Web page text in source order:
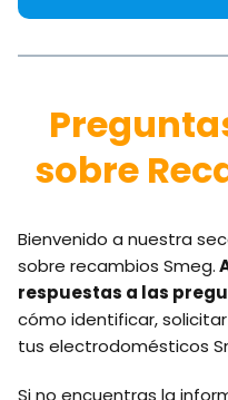
sobre
Bienvenido a nuestra
sobre recambios Smeg.
respuestas a las
cómo identificar,
tus electrodomésticos
Si no encuentras la